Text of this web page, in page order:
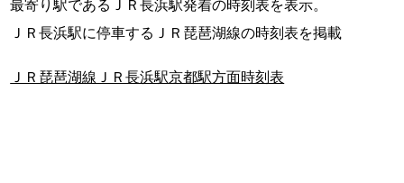
最寄り駅であるＪＲ長浜駅発着の時刻表を表示。
ＪＲ長浜駅に停車するＪＲ琵琶湖線の時刻表を掲載
ＪＲ琵琶湖線ＪＲ長浜駅京都駅方面時刻表